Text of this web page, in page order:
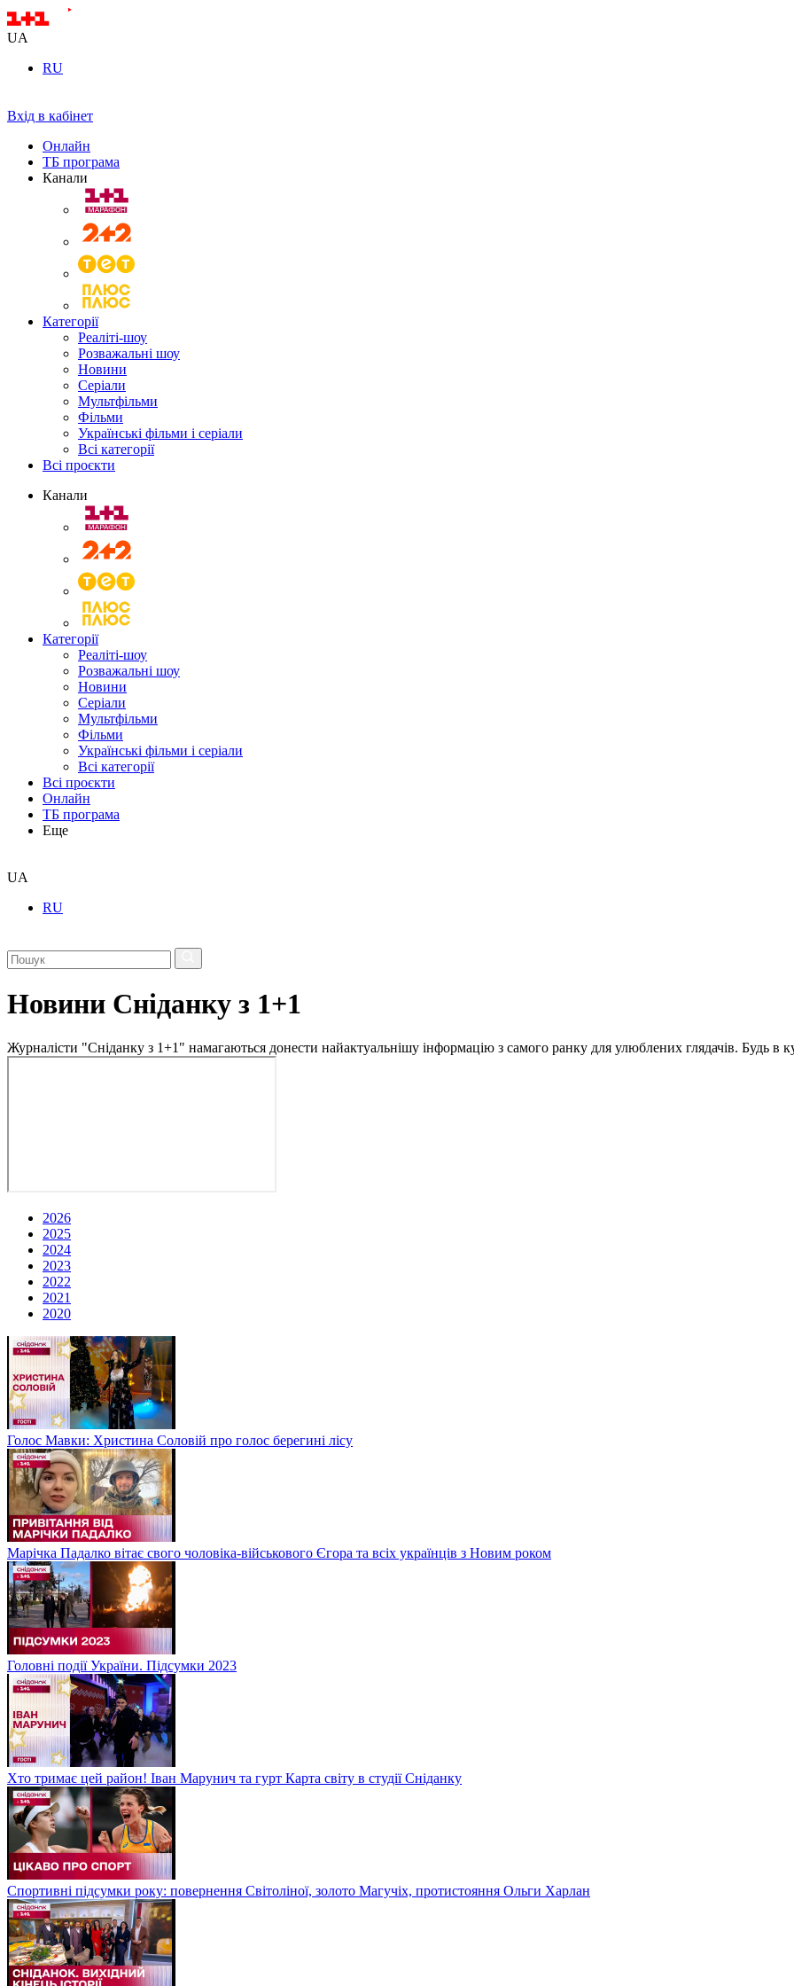
UA
RU
Вхід в кабінет
Онлайн
ТБ програма
Канали
Категорії
Реаліті-шоу
Розважальні шоу
Новини
Серіали
Мультфільми
Фільми
Українські фільми і серіали
Всі категорії
Всі проєкти
Канали
Категорії
Реаліті-шоу
Розважальні шоу
Новини
Серіали
Мультфільми
Фільми
Українські фільми і серіали
Всі категорії
Всі проєкти
Онлайн
ТБ програма
Еще
UA
RU
Новини Сніданку з 1+1
Журналісти "Сніданку з 1+1" намагаються донести найактуальнішу інформацію з самого ранку для улюблених глядачів. Будь в
2026
2025
2024
2023
2022
2021
2020
Голос Мавки: Христина Соловій про голос берегині лісу
Марічка Падалко вітає свого чоловіка-військового Єгора та всіх українців з Новим роком
Головні події України. Підсумки 2023
Хто тримає цей район! Іван Марунич та гурт Карта світу в студії Сніданку
Спортивні підсумки року: повернення Світоліної, золото Магучіх, протистояння Ольги Харлан